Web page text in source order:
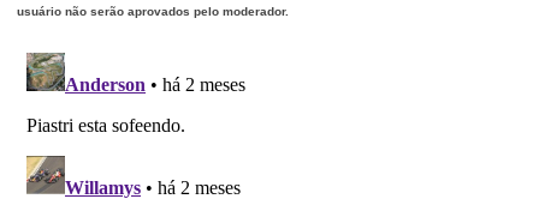
usuário não serão aprovados pelo moderador.